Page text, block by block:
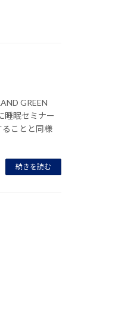
GREEN
睡眠セミナー
ことと同様
続きを読む